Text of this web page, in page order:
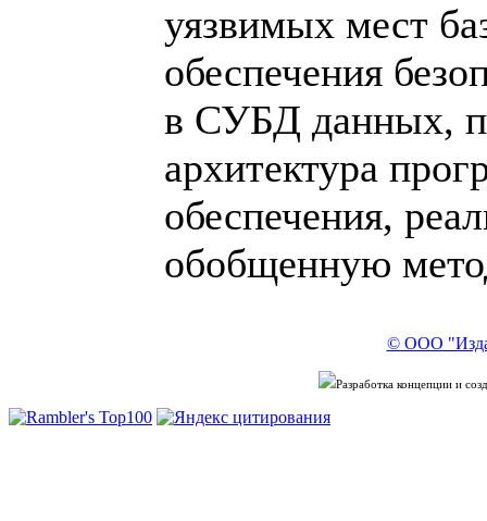
уязвимых мест
обеспечения
в СУБД данных,
архитектура
обеспечения,
обобщенную
© ООО
Разработка концепции и